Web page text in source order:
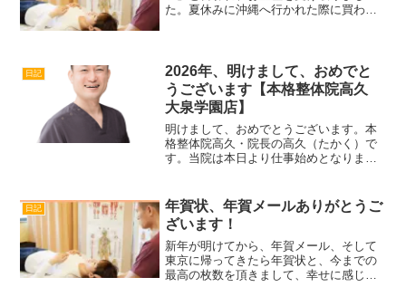
た。夏休みに沖縄へ行かれた際に買われ
どこにも傷はついてなくて、...
日記
2026年、明けまして、おめでと
うございます【本格整体院高久
大泉学園店】
明けまして、おめでとうございます。本
格整体院高久・院長の高久（たかく）で
す。当院は本日より仕事始めとなりま
かりと後押しさせていただきます。どう
ぞよろしくお願いいたします...
日記
年賀状、年賀メールありがとうご
ざいます！
新年が明けてから、年賀メール、そして
東京に帰ってきたら年賀状と、今までの
最高の枚数を頂きまして、幸せに感じま